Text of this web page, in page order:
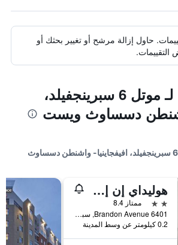
حاول إزالة مرشح أو تغيير بحثك أو
فنادق مشابهة لـ موتل 6 سبرينجفيلد،
دسساوث ويست
فنادق بالقرب من موتل 6 سبرينجفيلد، افيفجاينيا- واشنطن دسساوث
هوليداي إن إكسبرس واشنطن دي سلس يوت - سبرينجفيلد باي آيتش جي
2 نجمتين
ممتاز 8.4
6401 Brandon Avenue, سبرينغفيلد (فيرجينيا), VA, الولايات المتحدة الأميريكية
0.2 كيلومتر عن وسط المدينة